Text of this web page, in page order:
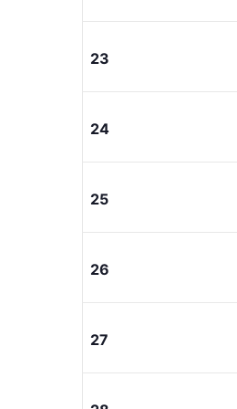
23
24
25
26
27